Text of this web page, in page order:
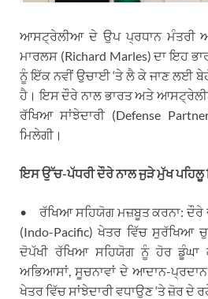
ਆਸਟ੍ਰੇਲੀਆ ਦੇ ਉਪ ਪ੍ਰਧਾਨ ਮੰਤਰੀ
ਮਾਰਲਸ (Richard Marles) ਦਾ ਇਹ
ਨੂੰ ਇੱਕ ਨਵੀਂ ਉਚਾਈ ‘ਤੇ ਲੈ ਕੇ ਜਾਣ ਲਈ
ਹੈ। ਇਸ ਦੌਰੇ ਨਾਲ ਭਾਰਤ ਅਤੇ
ਰੱਖਿਆ ਸਾਂਝੇਦਾਰੀ (Defense
ਮਿਲੇਗੀ।
ਇਸ ਉੱਚ-ਪੱਧਰੀ ਦੌਰੇ ਨਾਲ ਜੁੜੇ ਮੁੱਖ ਪਹਿਲੂ
• ਰੱਖਿਆ ਸਹਿਯੋਗ ਮਜ਼ਬੂਤ ਕਰਨਾ: ਦੌਰੇ
(Indo-Pacific) ਖੇਤਰ ਵਿੱਚ ਸੁਰੱਖਿਆ
ਦੋਪੱਖੀ ਰੱਖਿਆ ਸਹਿਯੋਗ ਨੂੰ ਹੋਰ ਡੂੰਘਾ
ਅਭਿਆਸਾਂ, ਸੂਚਨਾਵਾਂ ਦੇ ਆਦਾਨ-
ਖੇਤਰ ਵਿੱਚ ਸਾਂਝੇਦਾਰੀ ਵਧਾਉਣ ‘ਤੇ ਜ਼ੋਰ ਦੇ